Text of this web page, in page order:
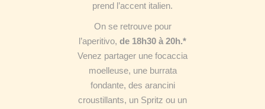
prend l’accent italien.
On se retrouve pour
l’aperitivo, de 18h30 à 20h.*
Venez partager une focaccia
moelleuse, une burrata
fondante, des arancini
croustillants, un Spritz ou un